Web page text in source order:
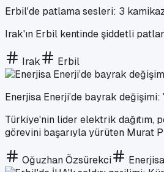
Erbil'de patlama sesleri: 3
Irak'ın Erbil kentinde şiddetli
Irak Erbil
Enerjisa Enerji’de bayrak
Türkiye'nin lider elektrik dağıtım,
görevini başarıyla yürüten Murat
Oğuzhan Özsürekci